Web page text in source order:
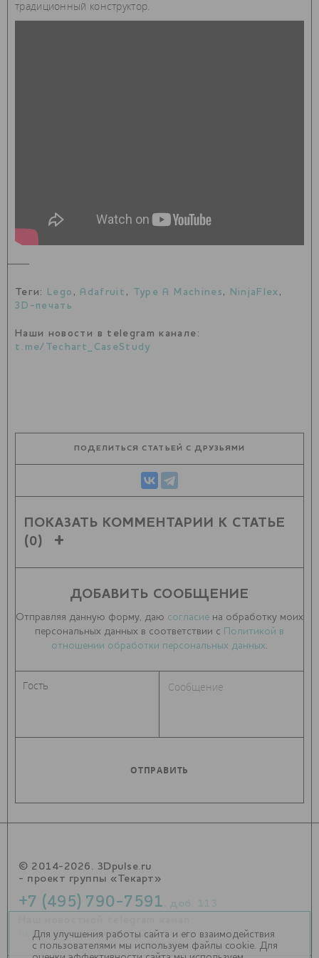
традиционный конструктор.
Теги: Lego , Adafruit , Type A Machines , NinjaFlex ,
3D-печать
Наши новости в telegram канале:
t.me/Techart_CaseStudy
ПОДЕЛИТЬСЯ СТАТЬЕЙ С ДРУЗЬЯМИ
ПОКАЗАТЬ КОММЕНТАРИИ К СТАТЬЕ
(0)
ДОБАВИТЬ СООБЩЕНИЕ
Отправляя данную форму, даю согласие на обработку моих
персональных данных в соответствии с
Политикой в
отношении обработки персональных данных.
© 2014-2026. 3Dpulse.ru
- проект группы «Текарт»
+7 (495) 790-7591
https://t.me/Techart_CaseStudy
Для улучшения работы сайта и его взаимодействия
с пользователями мы используем файлы cookie. Для